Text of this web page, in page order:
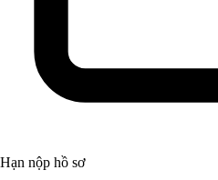
Hạn nộp hồ sơ